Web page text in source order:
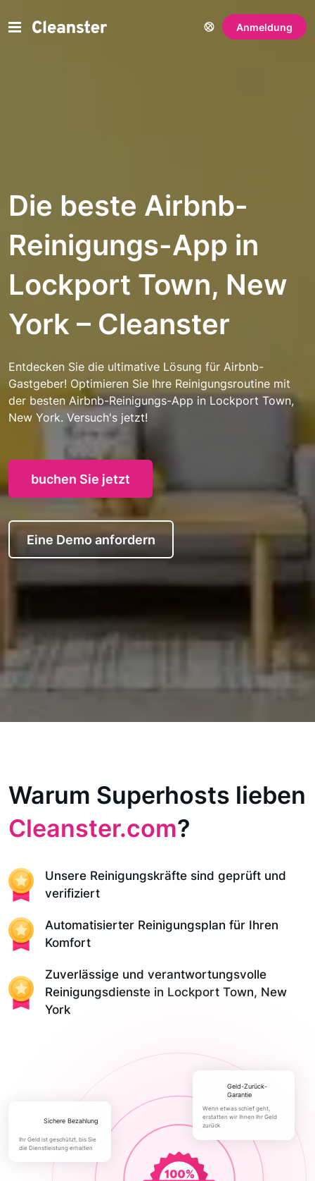
Anmeldung
Die beste Airbnb-
Reinigungs-App in
Lockport Town, New
York – Cleanster
Entdecken Sie die ultimative Lösung für Airbnb-
Gastgeber! Optimieren Sie Ihre Reinigungsroutine mit
der besten Airbnb-Reinigungs-App in Lockport Town,
New York. Versuch's jetzt!
buchen Sie jetzt
Eine Demo anfordern
Warum Superhosts lieben
Cleanster.com?
Unsere Reinigungskräfte sind geprüft und
verifiziert
Automatisierter Reinigungsplan für Ihren
Komfort
Zuverlässige und verantwortungsvolle
Reinigungsdienste in Lockport Town, New
York
Sichere Bezahlung
Ihr Geld ist geschützt, bis Sie
die Dienstleistung erhalten
Geld-Zurück-
Garantie
Wenn etwas schief geht,
erstatten wir Ihnen Ihr Geld
zurück